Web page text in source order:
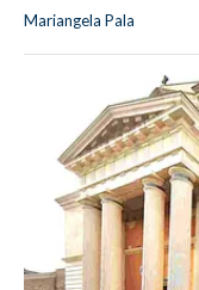
Mariangela Pala